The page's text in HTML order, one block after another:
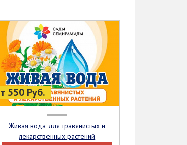
550 Руб.
Живая вода для травянистых и
лекарственных растений